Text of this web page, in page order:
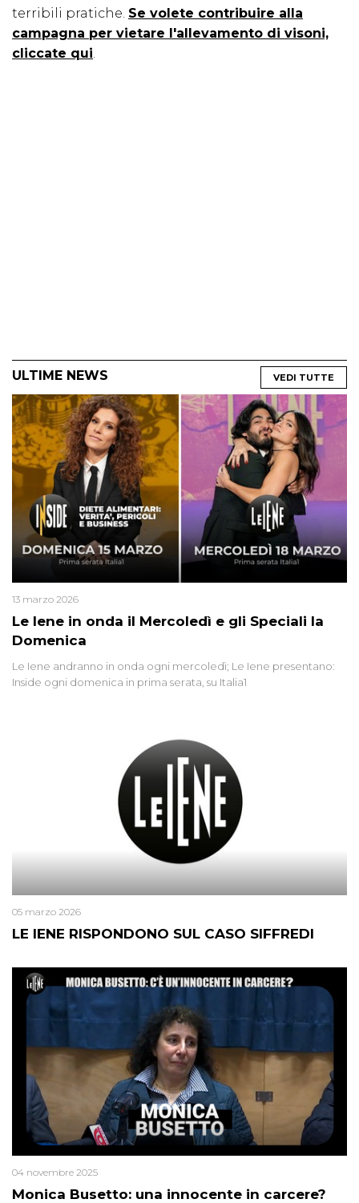
terribili pratiche. Se volete contribuire alla
campagna per vietare l'allevamento di visoni,
cliccate qui.
ULTIME NEWS VEDI TUTTE
Le Iene in onda il Mercoledì e gli Speciali la
Domenica
13 marzo 2026
Le Iene andranno in onda ogni mercoledì; Le Iene presentano:
Inside ogni domenica in prima serata, su Italia1
LE IENE RISPONDONO SUL CASO SIFFREDI
05 marzo 2026
Monica Busetto: una innocente in carcere?
04 novembre 2025